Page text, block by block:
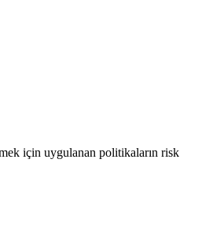
için uygulanan politikaların risk